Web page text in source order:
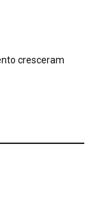
cresceram